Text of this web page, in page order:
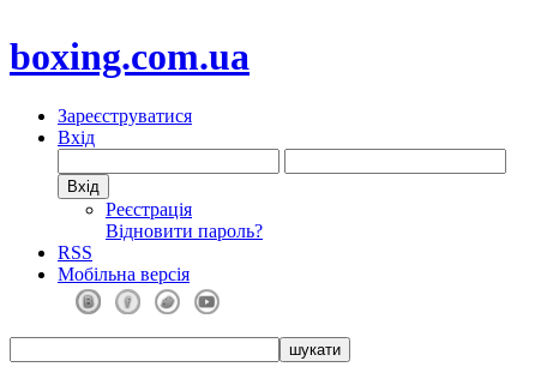
boxing.com.ua
Зареєструватися
Вхід
Реєстрація
Відновити пароль?
RSS
Мобільна версія